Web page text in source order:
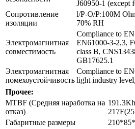
J60950-1 (except
Сопротивление
изоляции
l/P-O/P:100M
70% RH
Электромагнитная
совместимость
Compliance to
EN61000-3-2,3,
class B,
GB17625.1
Электромагнитная
помехоустойчивость
Compliance to
light industry
Прочее:
MTBF (Средняя наработка на
отказ)
Габаритные размеры